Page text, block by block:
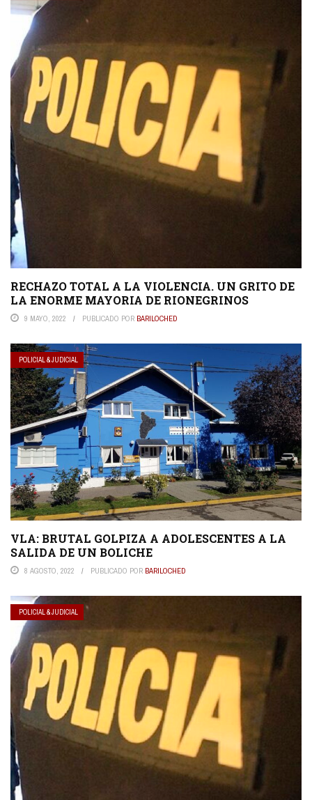
RECHAZO TOTAL A LA VIOLENCIA. UN GRITO DE
LA ENORME MAYORIA DE RIONEGRINOS
9 MAYO, 2022 PUBLICADO POR BARILOCHED
POLICIAL & JUDICIAL
VLA: BRUTAL GOLPIZA A ADOLESCENTES A LA
SALIDA DE UN BOLICHE
8 AGOSTO, 2022 PUBLICADO POR BARILOCHED
POLICIAL & JUDICIAL